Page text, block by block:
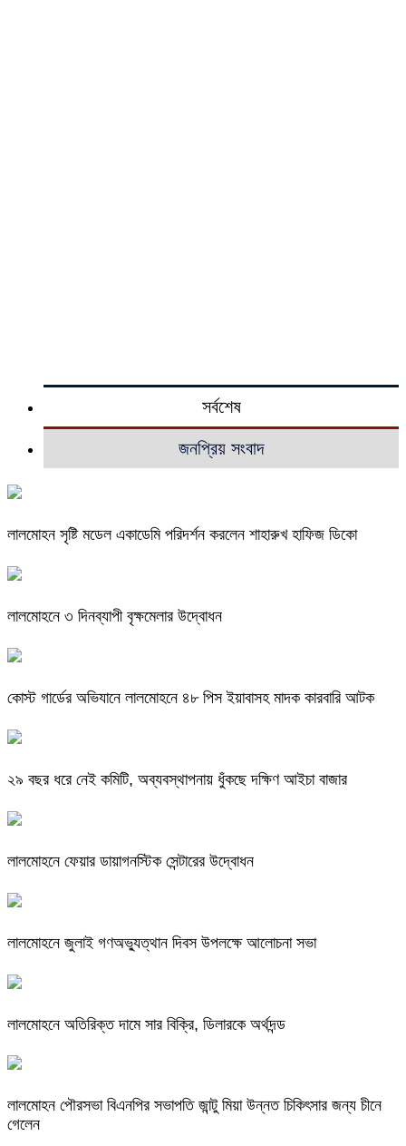
সর্বশেষ
জনপ্রিয় সংবাদ
লালমোহন সৃষ্টি মডেল একাডেমি পরিদর্শন করলেন শাহারুখ হাফিজ ডিকো
লালমোহনে ৩ দিনব্যাপী বৃক্ষমেলার উদ্বোধন
কোস্ট গার্ডের অভিযানে লালমোহনে ৪৮ পিস ইয়াবাসহ মাদক কারবারি আটক
২৯ বছর ধরে নেই কমিটি, অব্যবস্থাপনায় ধুঁকছে দক্ষিণ আইচা বাজার
লালমোহনে ফেয়ার ডায়াগনস্টিক সেন্টারের উদ্বোধন
লালমোহনে জুলাই গণঅভ্যুত্থান দিবস উপলক্ষে আলোচনা সভা
লালমোহনে অতিরিক্ত দামে সার বিক্রি, ডিলারকে অর্থদন্ড
লালমোহন পৌরসভা বিএনপির সভাপতি জান্টু মিয়া উন্নত চিকিৎসার জন্য চীনে
গেলেন